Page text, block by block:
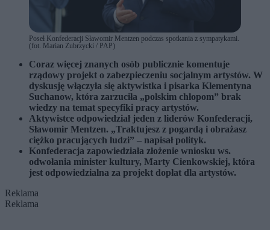
Poseł Konfederacji Sławomir Mentzen podczas spotkania z sympatykami.
(fot. Marian Zubrzycki / PAP)
Coraz więcej znanych osób publicznie komentuje
rządowy projekt o zabezpieczeniu socjalnym artystów. W
dyskusję włączyła się aktywistka i pisarka Klementyna
Suchanow, która zarzuciła „polskim chłopom” brak
wiedzy na temat specyfiki pracy artystów.
Aktywistce odpowiedział jeden z liderów Konfederacji,
Sławomir Mentzen. „Traktujesz z pogardą i obrażasz
ciężko pracujących ludzi” – napisał polityk.
Konfederacja zapowiedziała złożenie wniosku ws.
odwołania minister kultury, Marty Cienkowskiej, która
jest odpowiedzialna za projekt dopłat dla artystów.
Reklama
Reklama